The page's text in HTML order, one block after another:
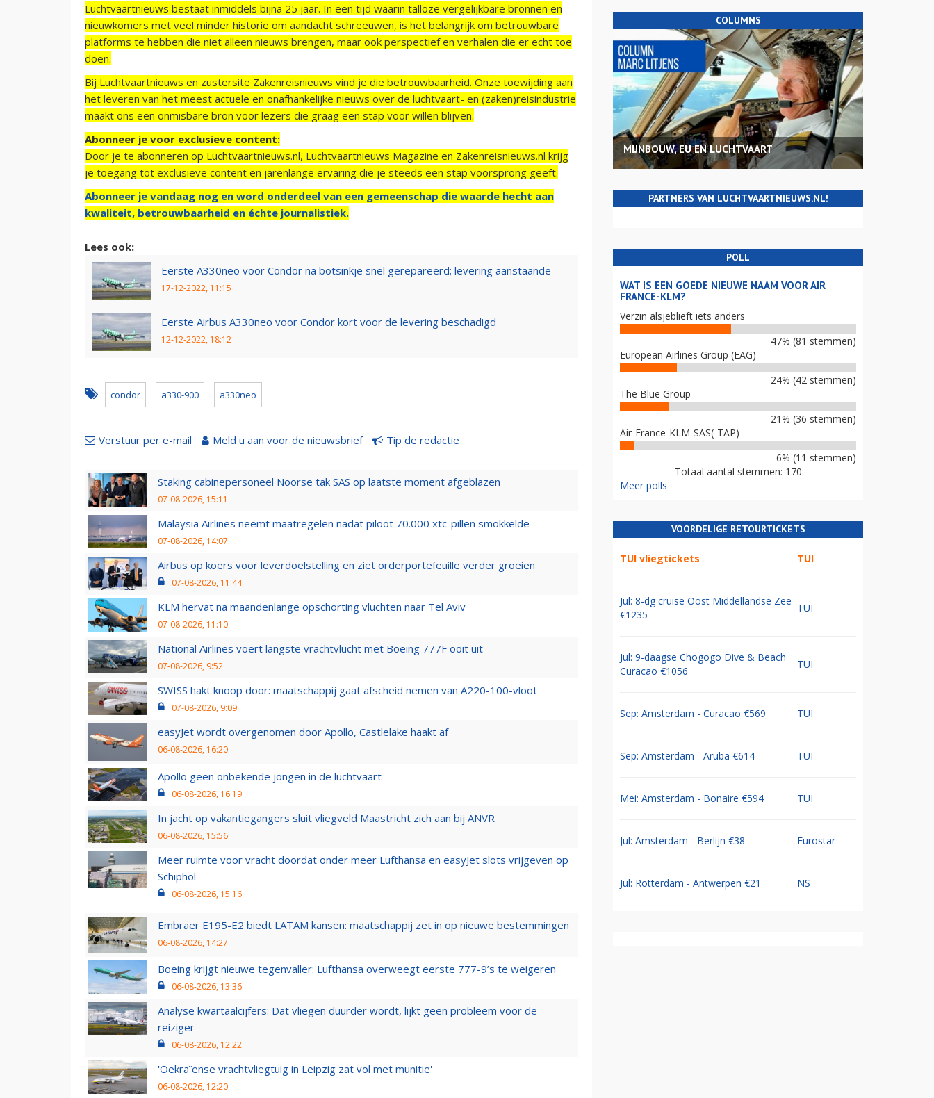
Luchtvaartnieuws bestaat inmiddels bijna 25 jaar. In een tijd waarin talloze vergelijkbare bronnen en
nieuwkomers met veel minder historie om aandacht schreeuwen, is het belangrijk om betrouwbare
platforms te hebben die niet alleen nieuws brengen, maar ook perspectief en verhalen die er echt toe
doen.
Bij Luchtvaartnieuws en zustersite Zakenreisnieuws vind je die betrouwbaarheid. Onze toewijding aan
het leveren van het meest actuele en onafhankelijke nieuws over de luchtvaart- en (zaken)reisindustrie
maakt ons een onmisbare bron voor lezers die graag een stap voor willen blijven.
Abonneer je voor exclusieve content:
Door je te abonneren op Luchtvaartnieuws.nl, Luchtvaartnieuws Magazine en Zakenreisnieuws.nl krijg
je toegang tot exclusieve content en jarenlange ervaring die je steeds een stap voorsprong geeft.
Abonneer je vandaag nog en word onderdeel van een gemeenschap die waarde hecht aan
kwaliteit, betrouwbaarheid en échte journalistiek.
Lees ook:
Eerste A330neo voor Condor na botsinkje snel gerepareerd; levering aanstaande
17-12-2022, 11:15
Eerste Airbus A330neo voor Condor kort voor de levering beschadigd
12-12-2022, 18:12
condor a330-900 a330neo
Verstuur per e-mail Meld u aan voor de nieuwsbrief Tip de redactie
Staking cabinepersoneel Noorse tak SAS op laatste moment afgeblazen
07-08-2026, 15:11
Malaysia Airlines neemt maatregelen nadat piloot 70.000 xtc-pillen smokkelde
07-08-2026, 14:07
Airbus op koers voor leverdoelstelling en ziet orderportefeuille verder groeien
07-08-2026, 11:44
KLM hervat na maandenlange opschorting vluchten naar Tel Aviv
07-08-2026, 11:10
National Airlines voert langste vrachtvlucht met Boeing 777F ooit uit
07-08-2026, 9:52
SWISS hakt knoop door: maatschappij gaat afscheid nemen van A220-100-vloot
07-08-2026, 9:09
easyJet wordt overgenomen door Apollo, Castlelake haakt af
06-08-2026, 16:20
Apollo geen onbekende jongen in de luchtvaart
06-08-2026, 16:19
In jacht op vakantiegangers sluit vliegveld Maastricht zich aan bij ANVR
06-08-2026, 15:56
Meer ruimte voor vracht doordat onder meer Lufthansa en easyJet slots vrijgeven op
Schiphol
06-08-2026, 15:16
Embraer E195-E2 biedt LATAM kansen: maatschappij zet in op nieuwe bestemmingen
06-08-2026, 14:27
Boeing krijgt nieuwe tegenvaller: Lufthansa overweegt eerste 777-9’s te weigeren
06-08-2026, 13:36
Analyse kwartaalcijfers: Dat vliegen duurder wordt, lijkt geen probleem voor de
reiziger
06-08-2026, 12:22
'Oekraïense vrachtvliegtuig in Leipzig zat vol met munitie'
06-08-2026, 12:20
COLUMNS
MIJNBOUW, EU EN LUCHTVAART
PARTNERS VAN LUCHTVAARTNIEUWS.NL!
POLL
WAT IS EEN GOEDE NIEUWE NAAM VOOR AIR
FRANCE-KLM?
Verzin alsjeblieft iets anders
47% (81 stemmen)
European Airlines Group (EAG)
24% (42 stemmen)
The Blue Group
21% (36 stemmen)
Air-France-KLM-SAS(-TAP)
6% (11 stemmen)
Totaal aantal stemmen: 170
Meer polls
VOORDELIGE RETOURTICKETS
TUI vliegtickets TUI
Jul: 8-dg cruise Oost Middellandse Zee
€1235
TUI
Jul: 9-daagse Chogogo Dive & Beach
Curacao €1056
TUI
Sep: Amsterdam - Curacao €569 TUI
Sep: Amsterdam - Aruba €614 TUI
Mei: Amsterdam - Bonaire €594 TUI
Jul: Amsterdam - Berlijn €38 Eurostar
Jul: Rotterdam - Antwerpen €21 NS